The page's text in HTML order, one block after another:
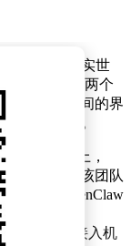
拟世界向现实世
发式增长，两个
物理世界之间的界
热烈讨论。
Hackathon上，
夺得冠军。该团队
平台OpenClaw
速宣布将
OpenClaw接入机